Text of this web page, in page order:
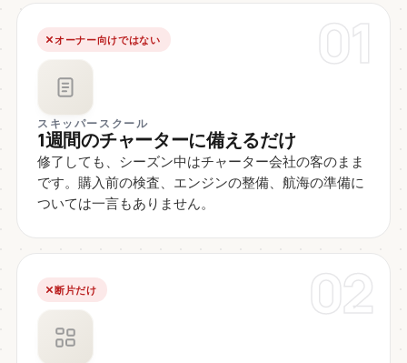
01
オーナー向けではない
スキッパースクール
1週間のチャーターに備えるだけ
修了しても、シーズン中はチャーター会社の客のまま
です。購入前の検査、エンジンの整備、航海の準備に
ついては一言もありません。
02
断片だけ